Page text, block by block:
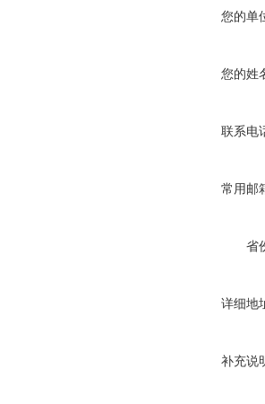
您的单
您的姓
联系电
常用邮
省
详细地
补充说